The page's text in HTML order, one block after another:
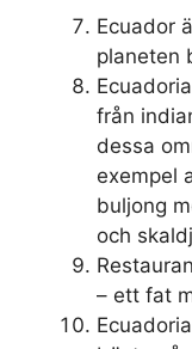
Ecuador
planeten
från
dessa
exempel
buljong
och
– ett fat